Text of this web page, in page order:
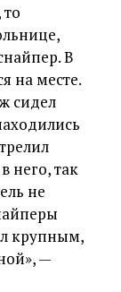
В
на месте.
сидел
него, так
не
крупным,
—